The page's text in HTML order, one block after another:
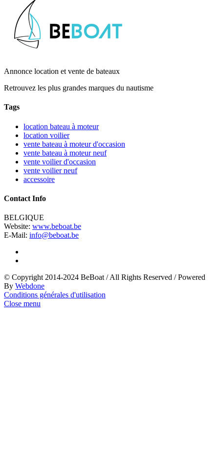
Annonce location et vente de bateaux
Retrouvez les plus grandes marques du nautisme
Tags
location bateau à moteur
location voilier
vente bateau à moteur d'occasion
vente bateau à moteur neuf
vente voilier d'occasion
vente voilier neuf
accessoire
Contact Info
BELGIQUE
Website: www.beboat.be
E-Mail: info@beboat.be
© Copyright 2014-2024 BeBoat /All Rights Reserved /Powered
By Webdone
Conditions générales d'utilisation
Close menu